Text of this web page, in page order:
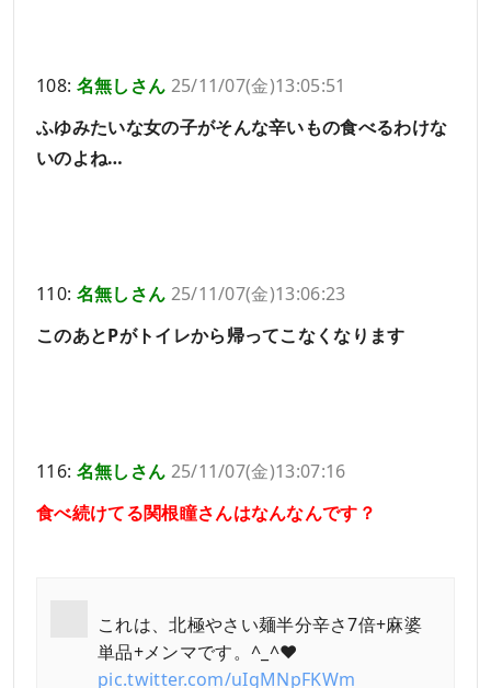
108: 名無しさん 25/11/07(金)13:05:51
ふゆみたいな女の子がそんな辛いもの食べるわけな
いのよね…
110: 名無しさん 25/11/07(金)13:06:23
このあとPがトイレから帰ってこなくなります
116: 名無しさん 25/11/07(金)13:07:16
食べ続けてる関根瞳さんはなんなんです？
これは、北極やさい麺半分辛さ7倍+麻婆
単品+メンマです。^_^❤︎
pic.twitter.com/uIgMNpFKWm